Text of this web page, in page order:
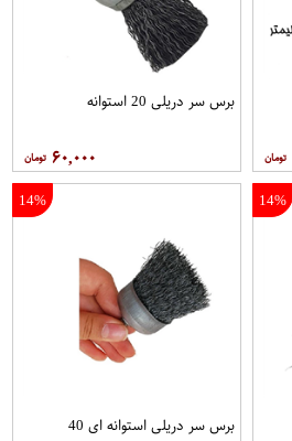
برس سر دریلی 20 استوانه
۶۰,۰۰۰
14%
14%
برس سر دریلی استوانه ای 40